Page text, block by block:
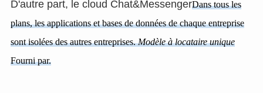
D'autre part, le cloud Chat&MessengerDans tous les
plans, les applications et bases de données de chaque entreprise
sont isolées des autres entreprises.Modèle à locataire unique
Fourni par.